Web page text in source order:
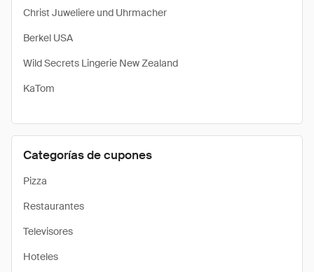
Christ Juweliere und Uhrmacher
Berkel USA
Wild Secrets Lingerie New Zealand
KaTom
Categorías de cupones
Pizza
Restaurantes
Televisores
Hoteles